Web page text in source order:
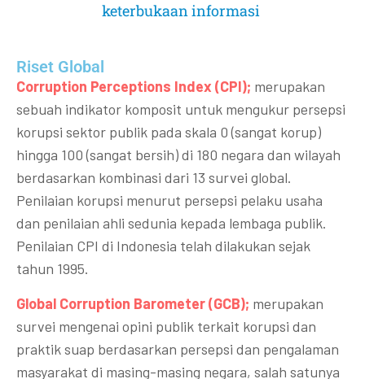
keterbukaan informasi
Riset Global​
Corruption Perceptions Index (CPI); merupakan
sebuah indikator komposit untuk mengukur persepsi
korupsi sektor publik pada skala 0 (sangat korup)
hingga 100 (sangat bersih) di 180 negara dan wilayah
berdasarkan kombinasi dari 13 survei global.
Penilaian korupsi menurut persepsi pelaku usaha
dan penilaian ahli sedunia kepada lembaga publik.
Penilaian CPI di Indonesia telah dilakukan sejak
tahun 1995.
Global Corruption Barometer (GCB); merupakan
survei mengenai opini publik terkait korupsi dan
praktik suap berdasarkan persepsi dan pengalaman
masyarakat di masing-masing negara, salah satunya